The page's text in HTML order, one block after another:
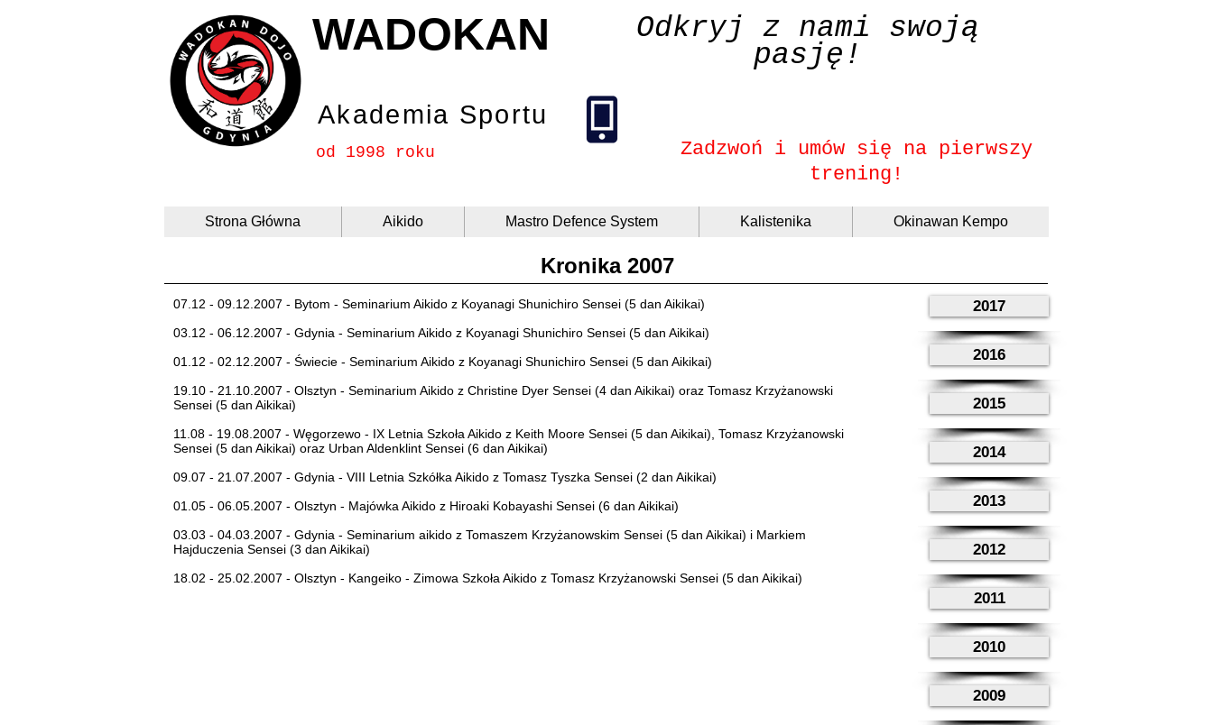
WADOKAN
Akademia Sportu
od 1998 roku
Odkryj z nami swoją
pasję!
Zadzwoń i umów się na pierwszy
trening!
Strona Główna Aikido Mastro Defence System Kalistenika Okinawan Kempo
Kronika 2007
07.12 - 09.12.2007 - Bytom - Seminarium Aikido z Koyanagi Shunichiro Sensei (5 dan Aikikai)
03.12 - 06.12.2007 - Gdynia - Seminarium Aikido z Koyanagi Shunichiro Sensei (5 dan Aikikai)
01.12 - 02.12.2007 - Świecie - Seminarium Aikido z Koyanagi Shunichiro Sensei (5 dan Aikikai)
19.10 - 21.10.2007 - Olsztyn - Seminarium Aikido z Christine Dyer Sensei (4 dan Aikikai) oraz Tomasz Krzyżanowski
Sensei (5 dan Aikikai)
11.08 - 19.08.2007 - Węgorzewo - IX Letnia Szkoła Aikido z Keith Moore Sensei (5 dan Aikikai), Tomasz Krzyżanowski
Sensei (5 dan Aikikai) oraz Urban Aldenklint Sensei (6 dan Aikikai)
09.07 - 21.07.2007 - Gdynia - VIII Letnia Szkółka Aikido z Tomasz Tyszka Sensei (2 dan Aikikai)
01.05 - 06.05.2007 - Olsztyn - Majówka Aikido z Hiroaki Kobayashi Sensei (6 dan Aikikai)
03.03 - 04.03.2007 - Gdynia - Seminarium aikido z Tomaszem Krzyżanowskim Sensei (5 dan Aikikai) i Markiem
Hajduczenia Sensei (3 dan Aikikai)
18.02 - 25.02.2007 - Olsztyn - Kangeiko - Zimowa Szkoła Aikido z Tomasz Krzyżanowski Sensei (5 dan Aikikai)
2017
2016
2015
2014
2013
2012
2011
2010
2009